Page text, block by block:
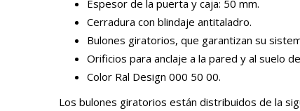
Espesor de la puerta y caja: 50 mm.
Cerradura con blindaje antitaladro.
Bulones giratorios, que garantizan su
Orificios para anclaje a la pared y al suelo
Color Ral Design 000 50 00.
Los bulones giratorios están distribuidos de la